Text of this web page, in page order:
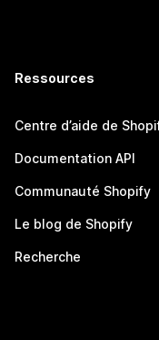
Ressources
Centre d’aide de
Documentation API
Communauté Shopify
Le blog de Shopify
Recherche